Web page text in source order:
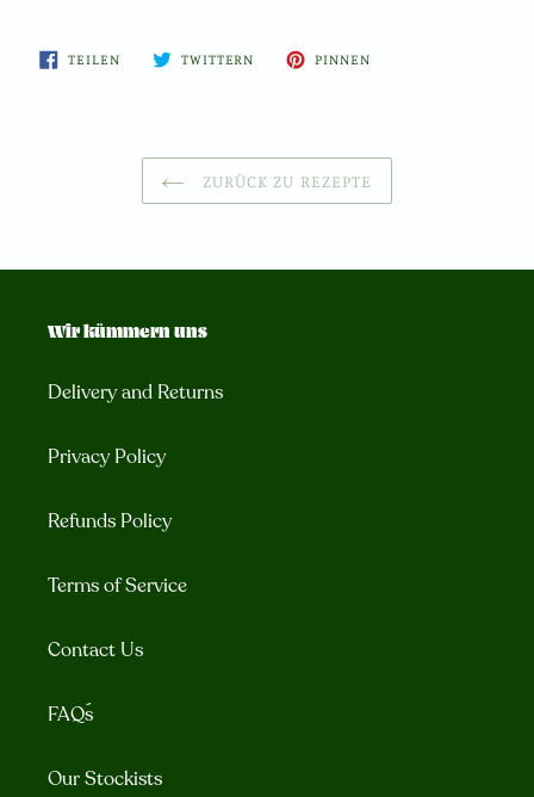
TEILENAUF
FACEBOOK
TWITTERN
TWITTER
PINNEN
ZURÜCK ZU REZEPTE
Wir kümmern uns
Delivery and Returns
Privacy Policy
Refunds Policy
Terms of Service
Contact Us
FAQ´s
Our Stockists